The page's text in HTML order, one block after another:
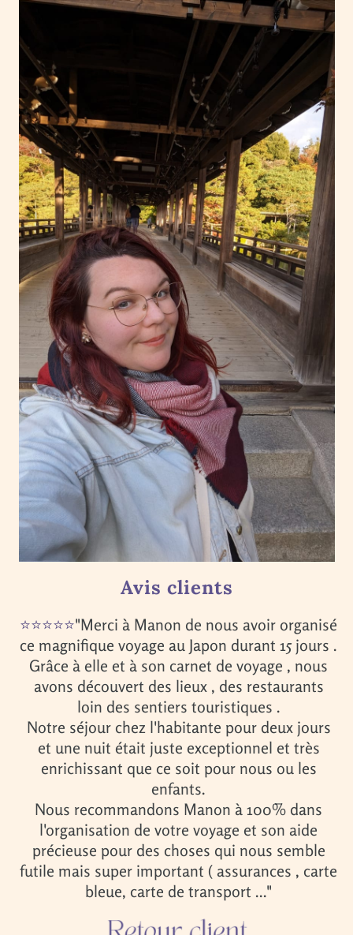
Avis clients
⭐⭐⭐⭐⭐"Merci à Manon de nous avoir organisé
ce magnifique voyage au Japon durant 15 jours .
Grâce à elle et à son carnet de voyage , nous
avons découvert des lieux , des restaurants
loin des sentiers touristiques .
Notre séjour chez l'habitante pour deux jours
et une nuit était juste exceptionnel et très
enrichissant que ce soit pour nous ou les
enfants.
Nous recommandons Manon à 100% dans
l'organisation de votre voyage et son aide
précieuse pour des choses qui nous semble
futile mais super important ( assurances , carte
bleue, carte de transport ..."